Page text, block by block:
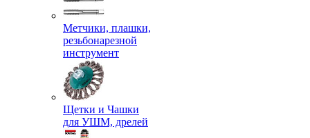
Метчики, плашки,
резьбонарезной
инструмент
Щетки и Чашки
для УШМ, дрелей